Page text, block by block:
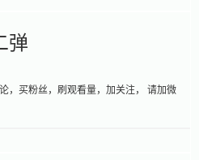
弹
，买粉丝，刷观看量，加关注， 请加微